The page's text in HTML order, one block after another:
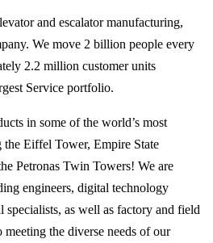
and escalator manufacturing,
We move 2 billion people every
2.2 million customer units
Service portfolio.
in some of the world’s most
Eiffel Tower, Empire State
Petronas Twin Towers! We are
engineers, digital technology
specialists, as well as factory and field
the diverse needs of our